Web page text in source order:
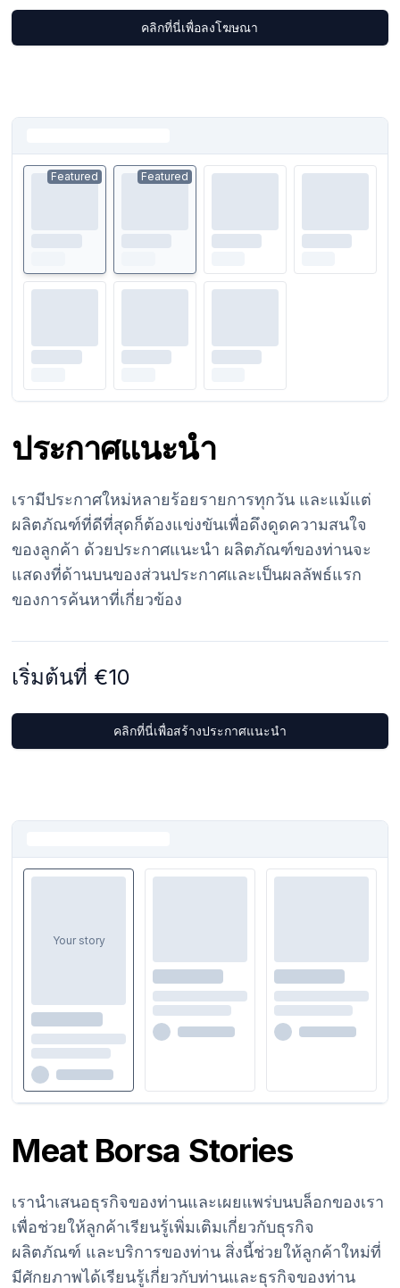
คลิกที่นี่เพื่อลงโฆษณา
Featured Featured
ประกาศแนะนำ
เรามีประกาศใหม่หลายร้อยรายการทุกวัน และแม้แต่
ผลิตภัณฑ์ที่ดีที่สุดก็ต้องแข่งขันเพื่อดึงดูดความสนใจ
ของลูกค้า ด้วยประกาศแนะนำ ผลิตภัณฑ์ของท่านจะ
แสดงที่ด้านบนของส่วนประกาศและเป็นผลลัพธ์แรก
ของการค้นหาที่เกี่ยวข้อง
เริ่มต้นที่ €10
คลิกที่นี่เพื่อสร้างประกาศแนะนำ
Your story
Meat Borsa Stories
เรานำเสนอธุรกิจของท่านและเผยแพร่บนบล็อกของเรา
เพื่อช่วยให้ลูกค้าเรียนรู้เพิ่มเติมเกี่ยวกับธุรกิจ
ผลิตภัณฑ์ และบริการของท่าน สิ่งนี้ช่วยให้ลูกค้าใหม่ที่
มีศักยภาพได้เรียนรู้เกี่ยวกับท่านและธุรกิจของท่าน